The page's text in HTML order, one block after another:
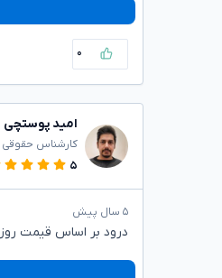
۰
امید پوستچی
کارشناس حقوقی
۵
۵ سال پیش
درود بر اساس قیمت